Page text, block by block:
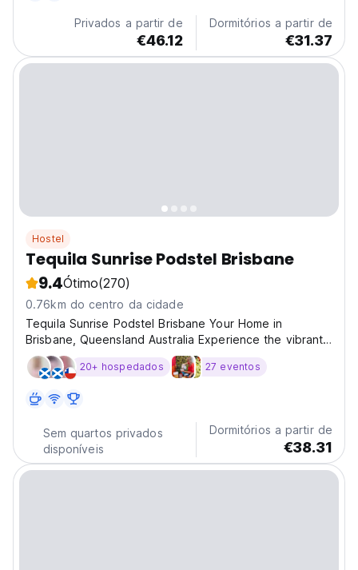
Privados a partir de
€46.12
Dormitórios a partir de
€31.37
Hostel
Tequila Sunrise Podstel Brisbane
9.4Ótimo(270)
0.76km do centro da cidade
Tequila Sunrise Podstel Brisbane Your Home in
Brisbane, Queensland Australia Experience the vibrant
city life with a stay at Tequila Sunrise Podstel Brisbane,
our friendly atmosphere ensures a memorable visit.
20+ hospedados 27 eventos
Sem quartos privados
disponíveis
Dormitórios a partir de
€38.31